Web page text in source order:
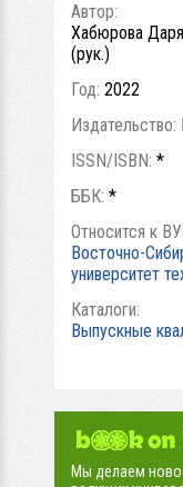
Автор:
Хабюрова
(рук.)
Год: 2022
Издательство:
ISSN/ISBN: *
ББК: *
Относится к
Восточно-
университет
Каталоги:
Выпускные
Мы делаем